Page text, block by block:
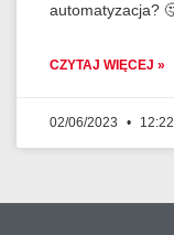
automatyzacja?
CZYTAJ WIĘCEJ »
02/06/2023 12:22